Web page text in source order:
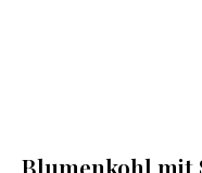
Blumenkohl mit